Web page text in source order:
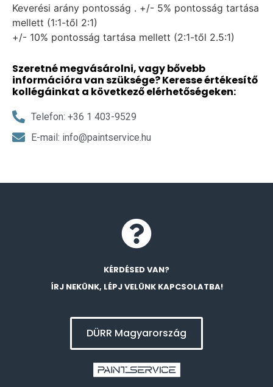
Keverési arány pontosság . +/- 5% pontosság tartása
mellett (1:1-től 2:1)
+/- 10% pontosság tartása mellett (2:1-től 2.5:1)
Szeretné megvásárolni, vagy bővebb
információra van szüksége? Keresse értékesítő
kollégáinkat a következő elérhetőségeken:
Telefon: +36 1 403-9529
E-mail: info@paintservice.hu
KÉRDÉSED VAN?
ÍRJ NEKÜNK, LÉPJ VELÜNK KAPCSOLATBA!
DÜRR Magyarország